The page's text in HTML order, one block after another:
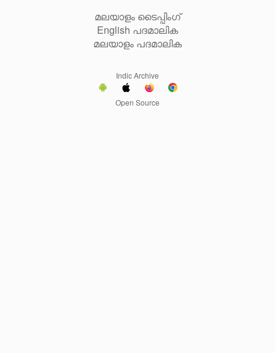
മലയാളം ടൈപ്പിംഗ്
English പദമാലിക
മലയാളം പദമാലിക
Indic Archive
Open Source